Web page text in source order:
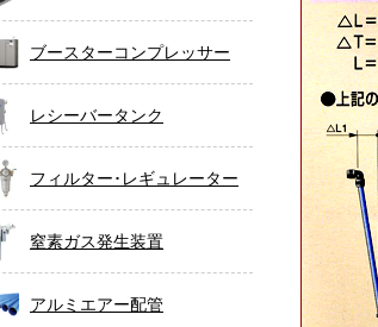
ブースターコンプレッサー
レシーバータンク
フィルター･レギュレーター
窒素ガス発生装置
アルミエアー配管